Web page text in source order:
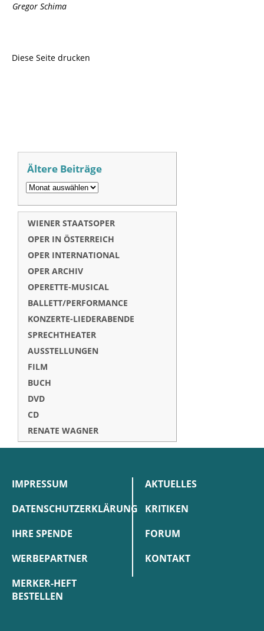
Gregor Schima
Diese Seite drucken
Ältere Beiträge
WIENER STAATSOPER
OPER IN ÖSTERREICH
OPER INTERNATIONAL
OPER ARCHIV
OPERETTE-MUSICAL
BALLETT/PERFORMANCE
KONZERTE-LIEDERABENDE
SPRECHTHEATER
AUSSTELLUNGEN
FILM
BUCH
DVD
CD
RENATE WAGNER
IMPRESSUM
DATENSCHUTZERKLÄRUNG
IHRE SPENDE
WERBEPARTNER
MERKER-HEFT
BESTELLEN
AKTUELLES
KRITIKEN
FORUM
KONTAKT